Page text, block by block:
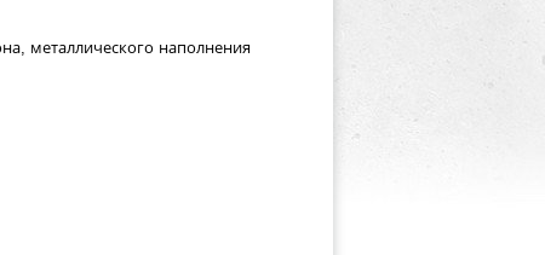
металлического наполнения